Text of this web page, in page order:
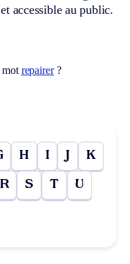
accessible au public.
mot repairer?
H I J K
R S T U